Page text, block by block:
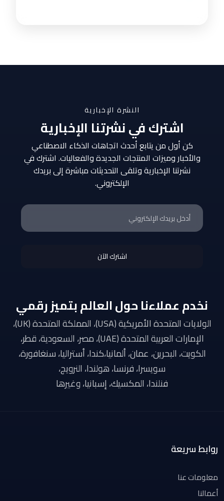
النشرة الإخبارية
اشترك في نشرتنا الإخبارية
كن أول من يتابع أحدث اتجاهات الذكاء الاصطناعي
والأخبار وميزات المنتجات الجديدة والفعاليات. اشترك في
نشرتنا الإخبارية وتلقى التحديثات مباشرة إلى بريدك
الإلكتروني.
اشترك الآن
نخدم عملاءنا حول العالم بتميز رقمي
الولايات المتحدة الأمريكية (USA)، المملكة المتحدة (UK)،
الإمارات العربية المتحدة (UAE)، مصر، السعودية، قطر،
الكويت، البحرين، عمان، ألمانيا،كندا، أستراليا، سنغافورة،
سويسرا، فرنسا، هولندا، النرويج،
فنلندا، المكسيك، إسبانيا، وغيرها
روابط سريعة
معلومات عنا
أعمالنا